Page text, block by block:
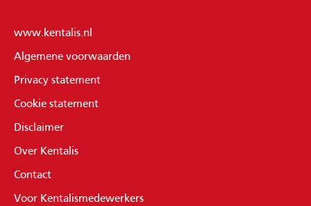
www.kentalis.nl
Algemene voorwaarden
Privacy statement
Cookie statement
Disclaimer
Over Kentalis
Contact
Voor Kentalismedewerkers